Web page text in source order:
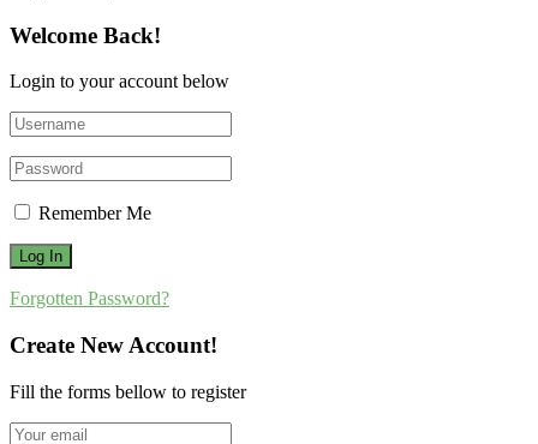
Welcome Back!
Login to your account below
Remember Me
Forgotten Password?
Create New Account!
Fill the forms bellow to register